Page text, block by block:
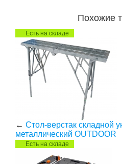
Похожие
Есть на складе
← Стол-верстак складной
металлический OUTDOOR
Есть на складе